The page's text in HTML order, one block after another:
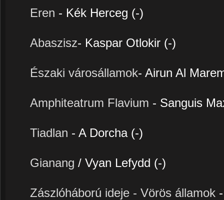
Eren - Kék Herceg (-)
Abaszisz- Kaspar Otlokir (-)
Északi városállamok- Airun Al
Amphiteatrum Flavium - Sanguis
Tiadlan - A Dorcha (-)
Gianang / Vyan Lefydd (-)
Zászlóháború ideje - Vörös államok